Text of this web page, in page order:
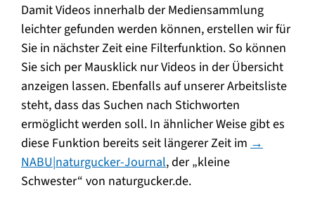
Damit Videos innerhalb der Mediensammlung
leichter gefunden werden können, erstellen wir für
Sie in nächster Zeit eine Filterfunktion. So können
Sie sich per Mausklick nur Videos in der Übersicht
anzeigen lassen. Ebenfalls auf unserer Arbeitsliste
steht, dass das Suchen nach Stichworten
ermöglicht werden soll. In ähnlicher Weise gibt es
diese Funktion bereits seit längerer Zeit im →
NABU|naturgucker-Journal, der „kleine
Schwester“ von naturgucker.de.